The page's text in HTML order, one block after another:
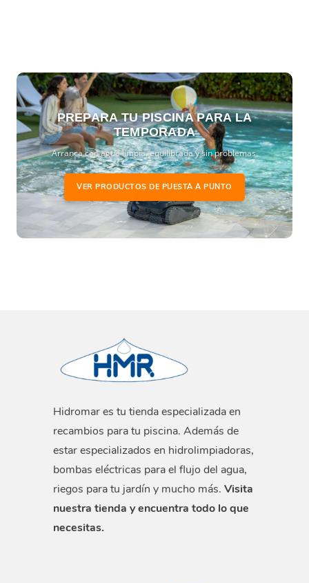
PREPARA TU PISCINA PARA LA
TEMPORADA
Arranca con agua limpia, equilibrada y sin problemas.
VER PRODUCTOS DE PUESTA A PUNTO
Hidromar es tu tienda especializada en
recambios para tu piscina. Además de
estar especializados en hidrolimpiadoras,
bombas eléctricas para el flujo del agua,
riegos para tu jardín y mucho más. Visita
nuestra tienda y encuentra todo lo que
necesitas.